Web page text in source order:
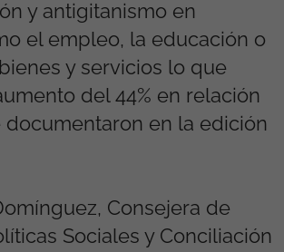
y antigitanismo en
el empleo, la educación o
y servicios lo que
del 44% en relación
documentaron en la edición
Consejera de
Sociales y Conciliación